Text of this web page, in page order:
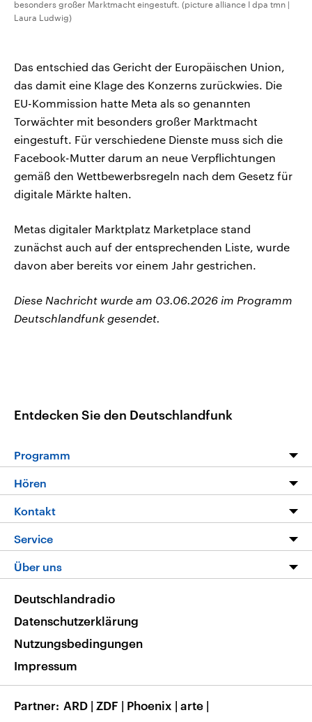
besonders großer Marktmacht eingestuft. (picture alliance I dpa tmn |
Laura Ludwig)
Das entschied das Gericht der Europäischen Union,
das damit eine Klage des Konzerns zurückwies. Die
EU-Kommission hatte Meta als so genannten
Torwächter mit besonders großer Marktmacht
eingestuft. Für verschiedene Dienste muss sich die
Facebook-Mutter darum an neue Verpflichtungen
gemäß den Wettbewerbsregeln nach dem Gesetz für
digitale Märkte halten.
Metas digitaler Marktplatz Marketplace stand
zunächst auch auf der entsprechenden Liste, wurde
davon aber bereits vor einem Jahr gestrichen.
Diese Nachricht wurde am 03.06.2026 im Programm
Deutschlandfunk gesendet.
Entdecken Sie den Deutschlandfunk
Programm
Programm
Die Nachrichten
Nachrichtenleicht
Neue Beiträge auf dlf.de
Hören
Livestream
Podcasts
Deutschlandfunk App
Nachrichten App
Frequenzen
Kontakt
Hörerservice
Service
FAQ
Veranstaltungen
Musikliste
RSS
Über uns
Barrierefreiheit
Deutschlandradio
Datenschutzerklärung
Nutzungsbedingungen
Impressum
Partner ARD | ZDF | Phoenix | arte |